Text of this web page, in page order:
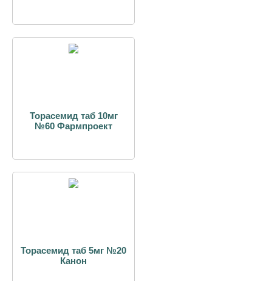
Торасемид таб 10мг
№60 Фармпроект
Торасемид таб 5мг №20
Канон